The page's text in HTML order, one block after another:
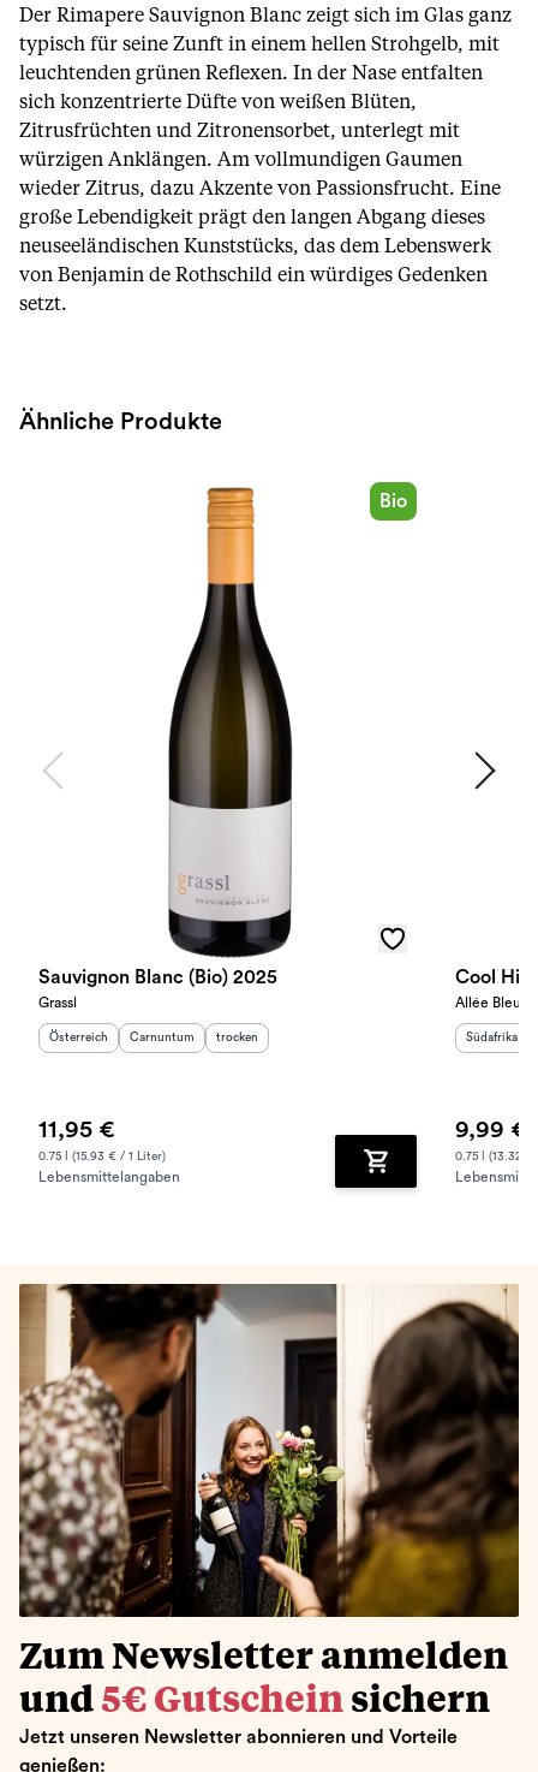
Der Rimapere Sauvignon Blanc zeigt sich im Glas ganz
typisch für seine Zunft in einem hellen Strohgelb, mit
leuchtenden grünen Reflexen. In der Nase entfalten
sich konzentrierte Düfte von weißen Blüten,
Zitrusfrüchten und Zitronensorbet, unterlegt mit
würzigen Anklängen. Am vollmundigen Gaumen
wieder Zitrus, dazu Akzente von Passionsfrucht. Eine
große Lebendigkeit prägt den langen Abgang dieses
neuseeländischen Kunststücks, das dem Lebenswerk
von Benjamin de Rothschild ein würdiges Gedenken
setzt.
Ähnliche Produkte
Bio
Sauvignon Blanc (Bio) 2025
Grassl
Herkunftsland
Österreich Herkunftsregion:
Carnuntum Geschmack
trocken
11,95 €
0.75 l (15.93 € / 1 Liter)
Lebensmittelangaben Zum Warenkorb
Cool
Allée Bleue
Südafrika
9,99 €
0.75 l (13.32 €
Zum Newsletter anmelden
und 5€ Gutschein sichern
Jetzt unseren Newsletter abonnieren und Vorteile
genießen: